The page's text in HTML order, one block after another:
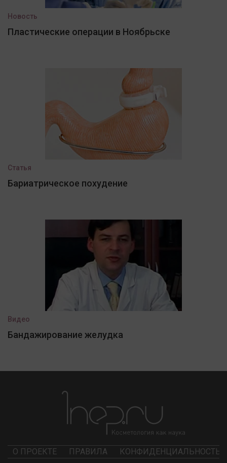
Новость
Пластические операции в Ноябрьске
Статья
Бариатрическое похудение
Видео
Бандажирование желудка
О ПРОЕКТЕ ПРАВИЛА КОНФИДЕНЦИАЛЬНОСТЬ